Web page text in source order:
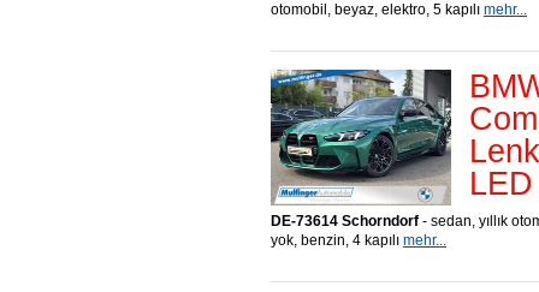
otomobil, beyaz, elektro, 5 kapılı mehr...
DE-73614 Schorndorf - sedan, yıllık
yok, benzin, 4 kapılı mehr...